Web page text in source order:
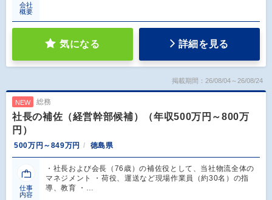
会社
概要
気になる 詳細を見る
掲載期間：26/08/04～26/08/24
NEW 総務
社長の補佐（経営幹部候補）（年収500万円～800万
円）
500万円～849万円 徳島県
仕事
内容
・社長および会長（76歳）の補佐役として、当社物流全体の
マネジメント ・荷役、運送など現場作業員（約30名）の指
導、教育 ・…